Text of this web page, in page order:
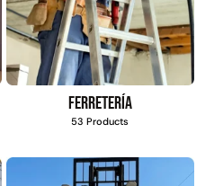
Ferretería
53 Products
1.470.788
Leer más